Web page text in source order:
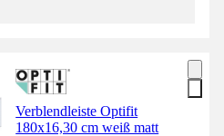
Verblendleiste Optifit
180x16,30 cm weiß matt